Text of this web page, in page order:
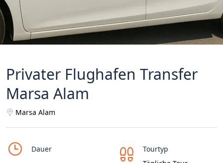
Privater Flughafen Transfer
Marsa Alam
Marsa Alam
Dauer
Tourtyp